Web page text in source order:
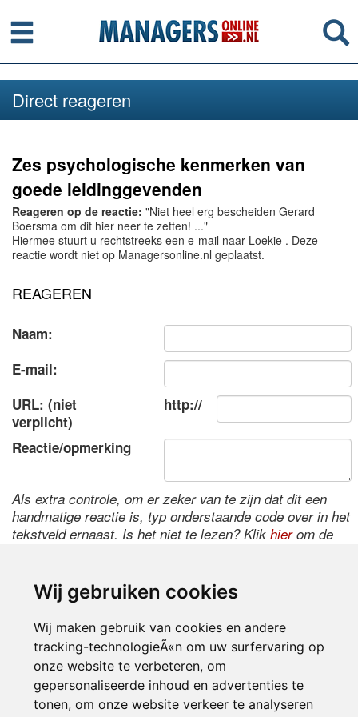
Wij gebruiken cookies
Wij maken gebruik van cookies en andere
tracking-technologieÃ«n om uw surfervaring op
onze website te verbeteren, om
gepersonaliseerde inhoud en advertenties te
tonen, om onze website verkeer te analyseren
Menu
Direct reageren
Zes psychologische kenmerken van
goede leidinggevenden
Reageren op de reactie: "Niet heel erg bescheiden Gerard
Boersma om dit hier neer te zetten! ..."
Hiermee stuurt u rechtstreeks een e-mail naar Loekie . Deze
reactie wordt niet op Managersonline.nl geplaatst.
REAGEREN
Naam:
E-mail:
URL: (niet
verplicht)
http://
Reactie/opmerking
Als extra controle, om er zeker van te zijn dat dit een
handmatige reactie is, typ onderstaande code over in het
tekstveld ernaast. Is het niet te lezen? Klik hierom de